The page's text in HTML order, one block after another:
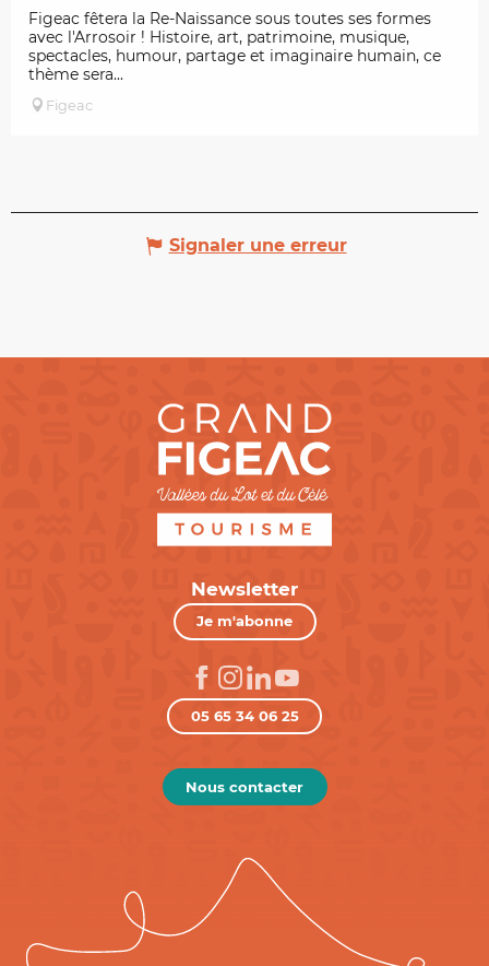
Figeac fêtera la Re-Naissance sous toutes ses formes
avec l'Arrosoir ! Histoire, art, patrimoine, musique,
spectacles, humour, partage et imaginaire humain, ce
thème sera...
Figeac
Signaler une erreur
Newsletter
Je m'abonne
05 65 34 06 25
Nous contacter